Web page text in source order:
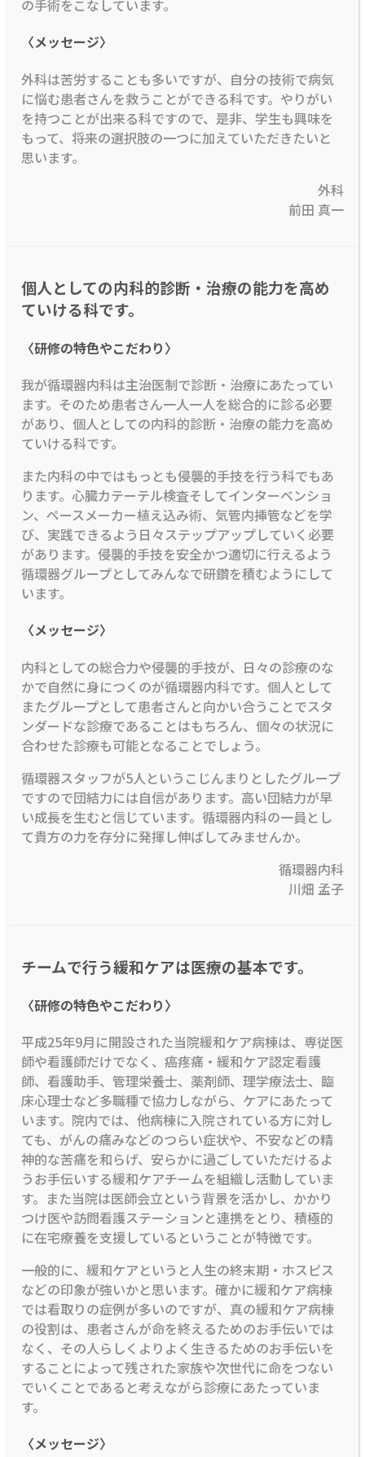
の手術をこなしています。
〈メッセージ〉
外科は苦労することも多いですが、自分の技術で病気
に悩む患者さんを救うことができる科です。やりがい
を持つことが出来る科ですので、是非、学生も興味を
もって、将来の選択肢の一つに加えていただきたいと
思います。
外科
前田 真一
個人としての内科的診断・治療の能力を高め
ていける科です。
〈研修の特色やこだわり〉
我が循環器内科は主治医制で診断・治療にあたってい
ます。そのため患者さん一人一人を総合的に診る必要
があり、個人としての内科的診断・治療の能力を高め
ていける科です。
また内科の中ではもっとも侵襲的手技を行う科でもあ
ります。心臓カテーテル検査そしてインターベンショ
ン、ペースメーカー植え込み術、気管内挿管などを学
び、実践できるよう日々ステップアップしていく必要
があります。侵襲的手技を安全かつ適切に行えるよう
循環器グループとしてみんなで研鑽を積むようにして
います。
〈メッセージ〉
内科としての総合力や侵襲的手技が、日々の診療のな
かで自然に身につくのが循環器内科です。個人として
またグループとして患者さんと向かい合うことでスタ
ンダードな診療であることはもちろん、個々の状況に
合わせた診療も可能となることでしょう。
循環器スタッフが5人というこじんまりとしたグループ
ですので団結力には自信があります。高い団結力が早
い成長を生むと信じています。循環器内科の一員とし
て貴方の力を存分に発揮し伸ばしてみませんか。
循環器内科
川畑 孟子
チームで行う緩和ケアは医療の基本です。
〈研修の特色やこだわり〉
平成25年9月に開設された当院緩和ケア病棟は、専従医
師や看護師だけでなく、癌疼痛・緩和ケア認定看護
師、看護助手、管理栄養士、薬剤師、理学療法士、臨
床心理士など多職種で協力しながら、ケアにあたって
います。院内では、他病棟に入院されている方に対し
ても、がんの痛みなどのつらい症状や、不安などの精
神的な苦痛を和らげ、安らかに過ごしていただけるよ
うお手伝いする緩和ケアチームを組織し活動していま
す。また当院は医師会立という背景を活かし、かかり
つけ医や訪問看護ステーションと連携をとり、積極的
に在宅療養を支援しているということが特徴です。
一般的に、緩和ケアというと人生の終末期・ホスピス
などの印象が強いかと思います。確かに緩和ケア病棟
では看取りの症例が多いのですが、真の緩和ケア病棟
の役割は、患者さんが命を終えるためのお手伝いでは
なく、その人らしくよりよく生きるためのお手伝いを
することによって残された家族や次世代に命をつない
でいくことであると考えながら診療にあたっていま
す。
〈メッセージ〉